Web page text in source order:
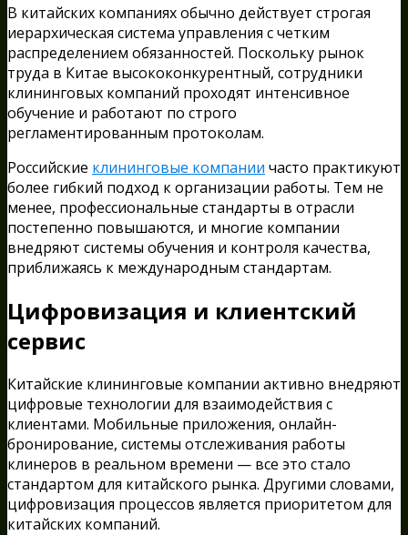
В китайских компаниях обычно действует строгая
иерархическая система управления с четким
распределением обязанностей. Поскольку рынок
труда в Китае высококонкурентный, сотрудники
клининговых компаний проходят интенсивное
обучение и работают по строго
регламентированным протоколам.
Российские клининговые компании часто практикуют
более гибкий подход к организации работы. Тем не
менее, профессиональные стандарты в отрасли
постепенно повышаются, и многие компании
внедряют системы обучения и контроля качества,
приближаясь к международным стандартам.
Цифровизация и клиентский
сервис
Китайские клининговые компании активно внедряют
цифровые технологии для взаимодействия с
клиентами. Мобильные приложения, онлайн-
бронирование, системы отслеживания работы
клинеров в реальном времени — все это стало
стандартом для китайского рынка. Другими словами,
цифровизация процессов является приоритетом для
китайских компаний.